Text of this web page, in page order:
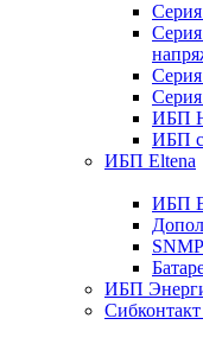
ИБП
ИБП
ИБП Eltena
ИБП
ИБП